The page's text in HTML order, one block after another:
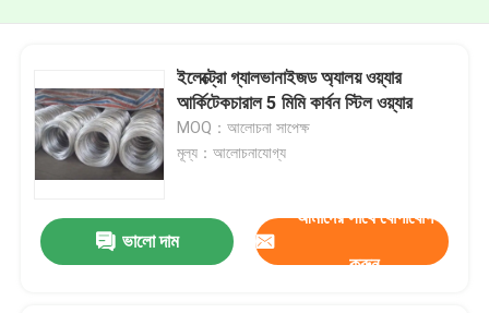
ইলেক্ট্রো গ্যালভানাইজড অ্যালয় ওয়্যার
আর্কিটেকচারাল 5 মিমি কার্বন স্টিল ওয়্যার
MOQ：আলোচনা সাপেক্ষ
মূল্য：আলোচনাযোগ্য
ভালো দাম
আমাদের সাথে যোগাযোগ
করুন